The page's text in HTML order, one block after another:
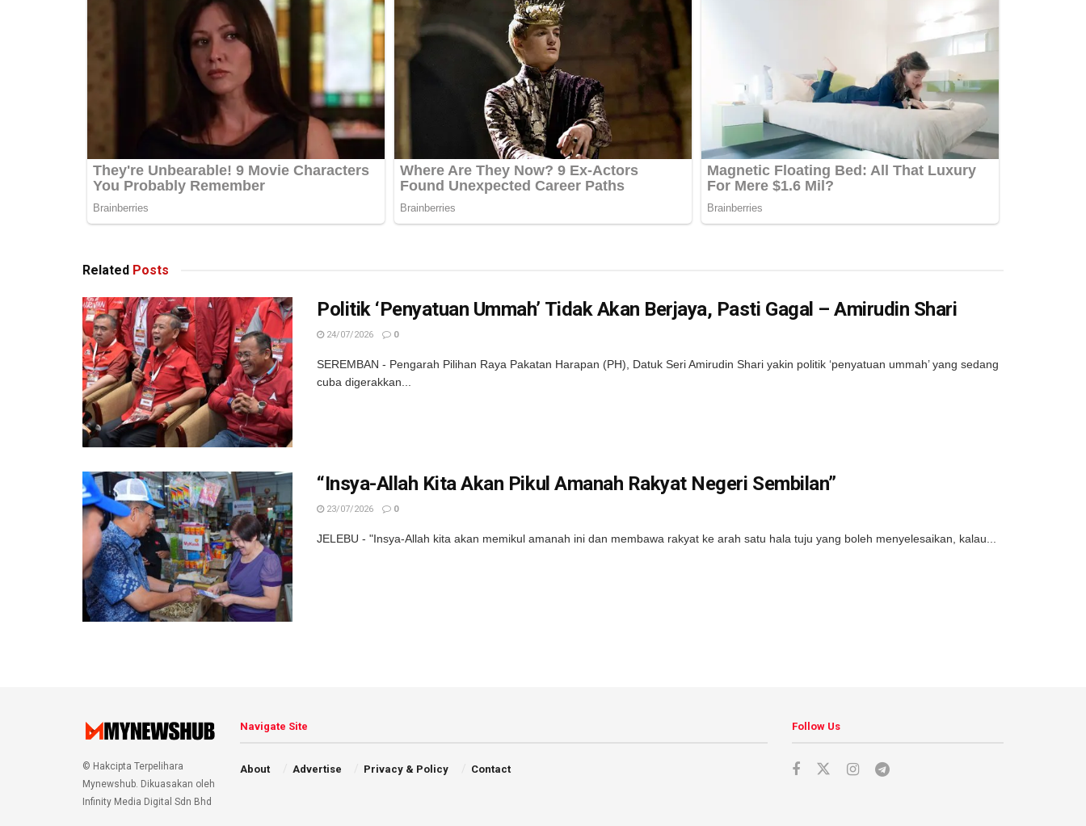
Related Posts
Politik ‘Penyatuan Ummah’ Tidak Akan Berjaya, Pasti Gagal – Amirudin Shari
24/07/2026 0
SEREMBAN - Pengarah Pilihan Raya Pakatan Harapan (PH), Datuk Seri Amirudin Shari yakin politik ‘penyatuan ummah’ yang sedang
cuba digerakkan...
“Insya-Allah Kita Akan Pikul Amanah Rakyat Negeri Sembilan”
23/07/2026 0
JELEBU - "Insya-Allah kita akan memikul amanah ini dan membawa rakyat ke arah satu hala tuju yang boleh menyelesaikan, kalau...
© Hakcipta Terpelihara
Mynewshub. Dikuasakan oleh
Infinity Media Digital Sdn Bhd
Navigate Site
About Advertise Privacy & Policy Contact
Follow Us